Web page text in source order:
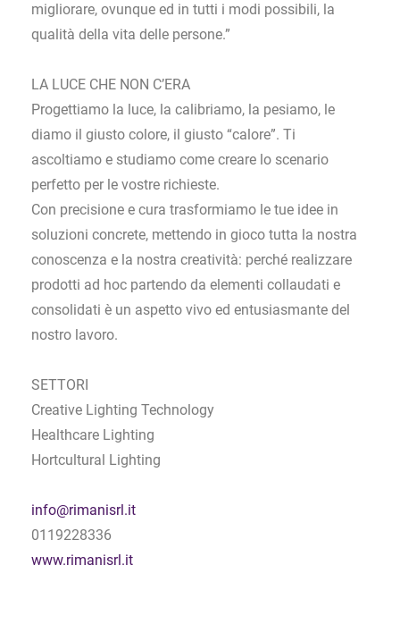
migliorare, ovunque ed in tutti i modi possibili, la
qualità della vita delle persone.”
LA LUCE CHE NON C’ERA
Progettiamo la luce, la calibriamo, la pesiamo, le
diamo il giusto colore, il giusto “calore”. Ti
ascoltiamo e studiamo come creare lo scenario
perfetto per le vostre richieste.
Con precisione e cura trasformiamo le tue idee in
soluzioni concrete, mettendo in gioco tutta la nostra
conoscenza e la nostra creatività: perché realizzare
prodotti ad hoc partendo da elementi collaudati e
consolidati è un aspetto vivo ed entusiasmante del
nostro lavoro.
SETTORI
Creative Lighting Technology
Healthcare Lighting
Hortcultural Lighting
info@rimanisrl.it
0119228336
www.rimanisrl.it